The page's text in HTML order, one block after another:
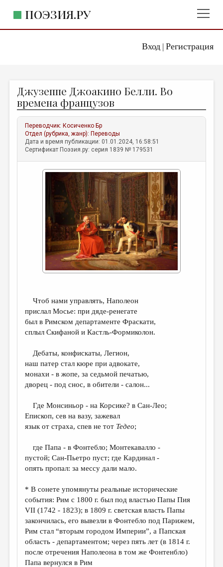
Вход| Регистрация
ПОЭЗИЯ.РУ
ЖАНРЫ
АВТОРЫ
КОММЕНТАРИИ
ЛИТСАЛОН
ПРАВИЛА САЙТА
ОТДЕЛЫ И РУБРИКИ
ИЗБРАННОЕ
ДАЙДЖЕСТ
ПРОИЗВЕДЕНИЯ
ПЕРЕВОДЫ
ДЕТСКАЯ КОМНАТА
КНИЖНАЯ ПОЛКА
СТРАНИЦЫ ПАМЯТИ
ОБЪЯВЛЕНИЯ
РЕДКОЛЛЕГИЯ
ОТ РЕДАКЦИИ
МАЛАЯ ПРОЗА
ЭССЕИСТИКА
ЛИТЕРАТУРОВЕДЕНИЕ
КУЛЬТУРОВЕДЕНИЕ
ПУБЛИЦИСТИКА
РЕЦЕНЗИРОВАНИЕ
ЦИКЛЫ ПУБЛИКАЦИЙ
Джузеппе Джоакино Белли. Во
времена французов
Переводчик: Косиченко Бр
Отдел (рубрика, жанр): Переводы
Дата и время публикации: 01.01.2024, 16:58:51
Сертификат Поэзия.ру: серия 1839 № 179531
Чтоб нами управлять, Наполеон
прислал Мосье: при дяде-ренегате
был в Римском департаменте Фраскати,
сплыл Скифаной и Кастль-Формиколон.
Дебаты, конфискаты, Легион,
наш патер стал кюре при адвокате,
монахи - в жопе, за седьмой печатью,
дворец - под снос, в обители - салон...
Где Монcиньор - на Корсике? в Сан-Лео;
Епископ, сев на вазу, зажевал
язык от страха, спев не тот Тедео;
где Папа - в Фонтебло; Монтекавалло -
пустой; Сан-Пьетро пуст; где Кардинал -
опять пропал: за мессу дали мало.
* В сонете упомянуты реальные исторические
события: Рим с 1800 г. был под властью Папы Пия
VII (1742 - 1823); в 1809 г. светская власть Папы
закончилась, его вывезли в Фонтебло под Парижем,
Рим стал “вторым городом Империи”, а Папская
область - департаментом; через пять лет (в 1814 г.
после отречения Наполеона в том же Фонтенбло)
Папа вернулся в Рим